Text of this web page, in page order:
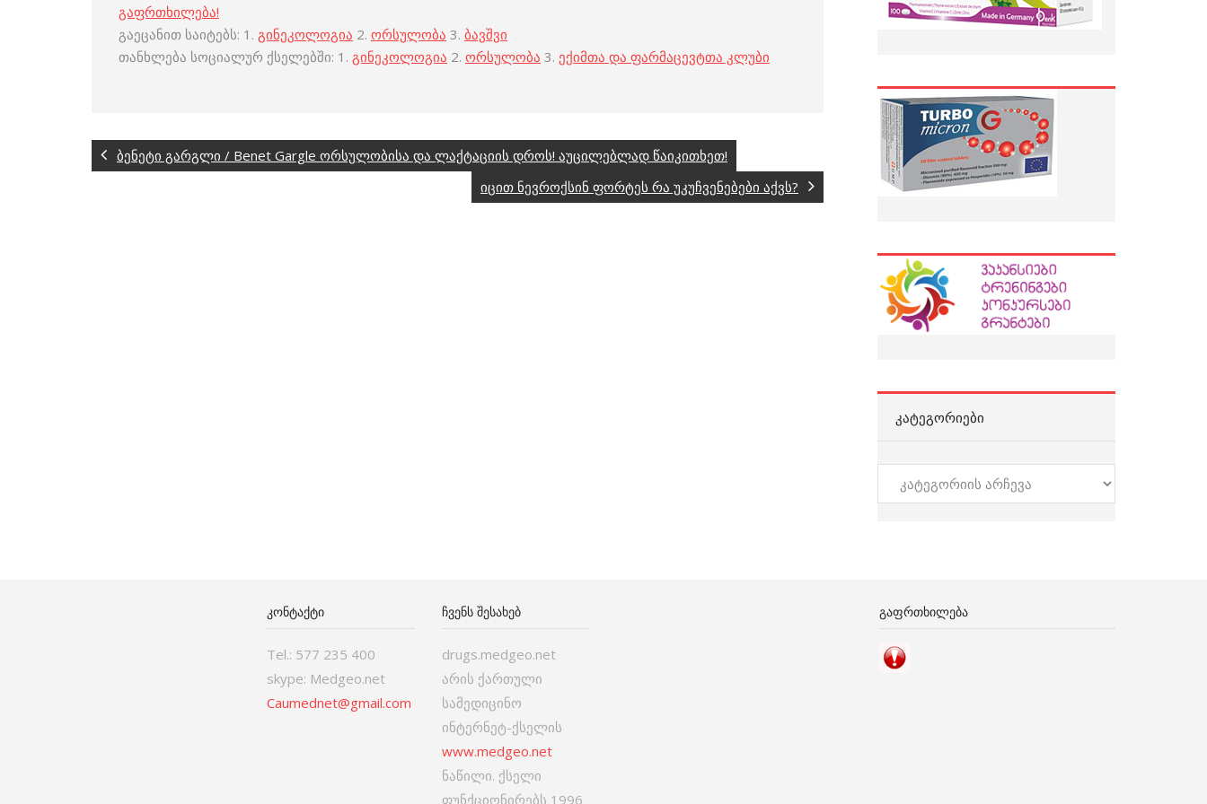
გაფრთხილება!
გაეცანით საიტებს: 1. გინეკოლოგია 2. ორსულობა 3. ბავშვი
თანხლება სოციალურ ქსელებში: 1. გინეკოლოგია 2. ორსულობა 3. ექიმთა და ფარმაცევტთა კლუბი
ბენეტი გარგლი / Benet Gargle ორსულობისა და ლაქტაციის დროს! აუცილებლად წაიკითხეთ!
იცით ნევროქსინ ფორტეს რა უკუჩვენებები აქვს?
ᲙᲐᲢᲔᲒᲝᲠᲘᲔᲑᲘ
კატეგორიები
ᲙᲝᲜᲢᲐᲥᲢᲘ
Tel.: 577 235 400
skype: Medgeo.net
Caumednet@gmail.com
ᲩᲕᲔᲜᲡ ᲨᲔᲡᲐᲮᲔᲑ
drugs.medgeo.net
არის ქართული
სამედიცინო
ინტერნეტ-ქსელის
www.medgeo.net
ნაწილი. ქსელი
ფუნქციონირებს 1996
ᲒᲐᲤᲠᲗᲮᲘᲚᲔᲑᲐ